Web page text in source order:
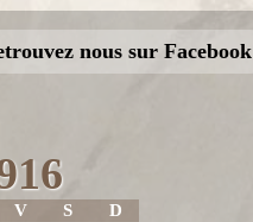
nous sur Facebook
V S
D